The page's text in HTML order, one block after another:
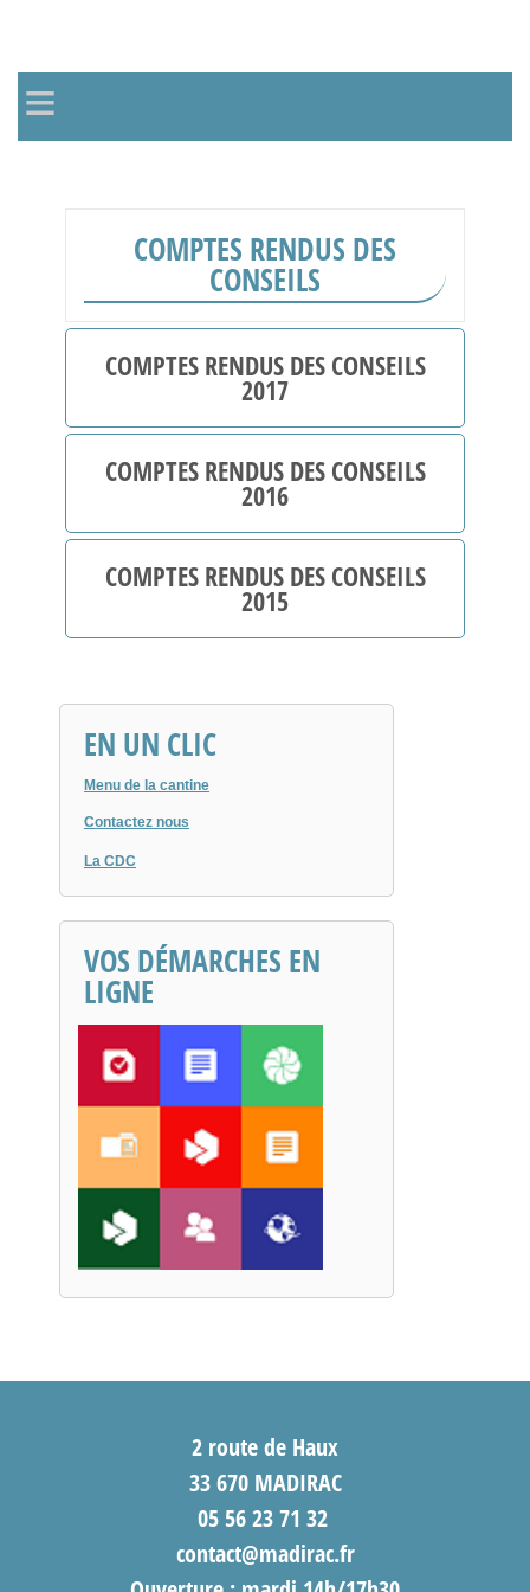
≡
COMPTES RENDUS DES
CONSEILS
COMPTES RENDUS DES CONSEILS
2017
06 Février
09 Janvier
COMPTES RENDUS DES CONSEILS
2016
10 Décembre
05 Novembre
18 Juin
22 Janvier
COMPTES RENDUS DES CONSEILS
2015
19 Juin
10 Avril
30 Mars
16 Février
EN UN CLIC
Menu de la cantine
Contactez nous
La CDC
VOS DÉMARCHES EN
LIGNE
2 route de Haux
33 670 MADIRAC
05 56 23 71 32
contact@madirac.fr